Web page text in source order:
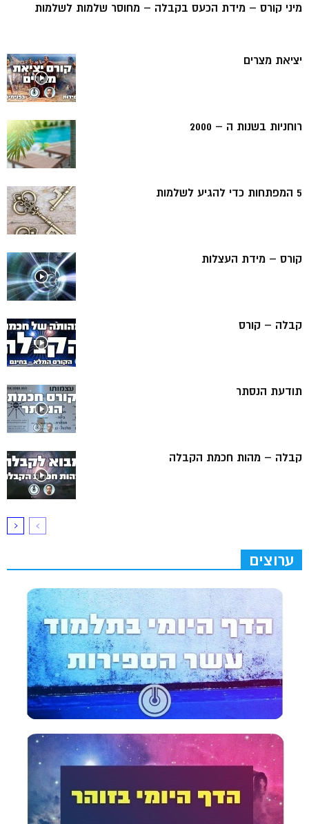
מיני קורס – מידת הכעס בקבלה – מחוסר שלמות לשלמות
יציאת מצרים
רוחניות בשנות ה – 2000
5 המפתחות כדי להגיע לשלמות
קורס – מידת העצלות
קבלה – קורס
תודעת הנסתר
קבלה – מהות חכמת הקבלה
ערוצים